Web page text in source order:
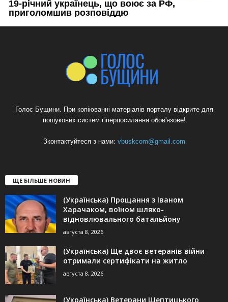
Голос Бущини. При копіюванні матеріалів порталу відкрите для
пошукових систем гіперпосилання обов'язове!
Зконтактуйтеся з нами: vbuskcom@gmail.com
ЩЕ БІЛЬШЕ НОВИН
(Українська) Прощання з Іваном
Харачаком, воїном шляхо-
відновлювального батальйону
августа 8, 2026
(Українська) Ще двоє ветеранів війни
отримали сертифікати на житло
августа 8, 2026
(Українська) Ветерани Шептицького